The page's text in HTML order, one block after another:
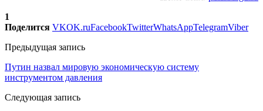
1
Поделится VKOK.ruFacebookTwitterWhatsAppTelegramViber
Предыдущая запись
Путин назвал мировую экономическую систему
инструментом давления
Следующая запись